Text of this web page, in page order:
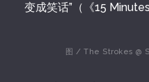
变成笑话”（《15 Minutes
图 / The Strokes @